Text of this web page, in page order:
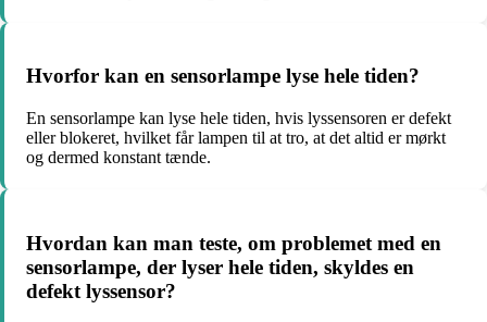
Hvorfor kan en sensorlampe lyse hele tiden?
En sensorlampe kan lyse hele tiden, hvis lyssensoren er defekt
eller blokeret, hvilket får lampen til at tro, at det altid er mørkt
og dermed konstant tænde.
Hvordan kan man teste, om problemet med en
sensorlampe, der lyser hele tiden, skyldes en
defekt lyssensor?